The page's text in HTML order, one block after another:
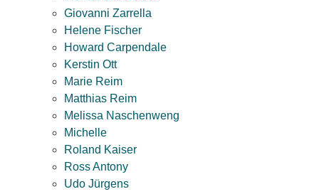
Giovanni Zarrella
Helene Fischer
Howard Carpendale
Kerstin Ott
Marie Reim
Matthias Reim
Melissa Naschenweng
Michelle
Roland Kaiser
Ross Antony
Udo Jürgens